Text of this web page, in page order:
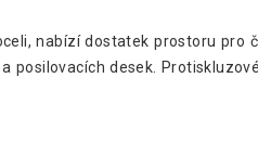
nabízí dostatek prostoru pro
posilovacích desek.